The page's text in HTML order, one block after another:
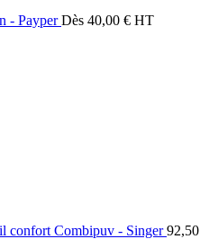
- Payper Dès 40,00 € HT
confort Combipuv - Singer 92,50